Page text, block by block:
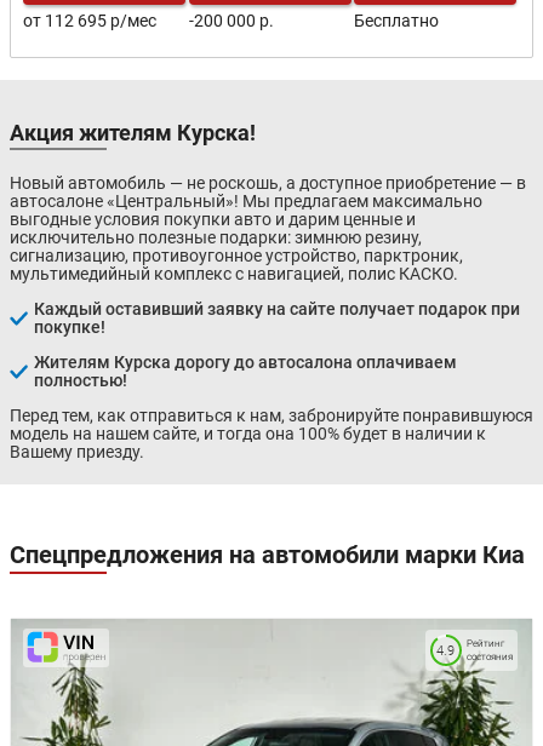
от 112 695 р/мес -200 000 р. Бесплатно
Акция жителям Курска!
Новый автомобиль — не роскошь, а доступное приобретение — в
автосалоне «Центральный»! Мы предлагаем максимально
выгодные условия покупки авто и дарим ценные и
исключительно полезные подарки: зимнюю резину,
сигнализацию, противоугонное устройство, парктроник,
мультимедийный комплекс с навигацией, полис КАСКО.
Каждый оставивший заявку на сайте получает подарок при
покупке!
Жителям Курска дорогу до автосалона оплачиваем
полностью!
Перед тем, как отправиться к нам, забронируйте понравившуюся
модель на нашем сайте, и тогда она 100% будет в наличии к
Вашему приезду.
Спецпредложения на автомобили марки Киа
Рейтинг
состояния
4.9